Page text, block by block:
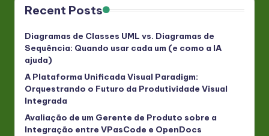
Recent Posts
Diagramas de Classes UML vs. Diagramas de
Sequência: Quando usar cada um (e como a IA
ajuda)
A Plataforma Unificada Visual Paradigm:
Orquestrando o Futuro da Produtividade Visual
Integrada
Avaliação de um Gerente de Produto sobre a
Integração entre VPasCode e OpenDocs